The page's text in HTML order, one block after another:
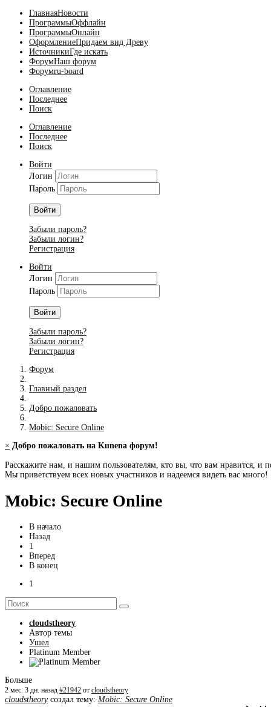
ГлавнаяНовости
ПрограммыОффлайн
ПрограммыОнлайн
ОформлениеПридаем вид Древу
ИсточникиГде искать
ФорумНаш форум
Форумru-board
Оглавление
Последнее
Поиск
Оглавление
Последнее
Поиск
Войти
Логин
Пароль
Войти
Забыли пароль?
Забыли логин?
Регистрация
Войти
Логин
Пароль
Войти
Забыли пароль?
Забыли логин?
Регистрация
Форум
Главный раздел
Добро пожаловать
Mobic: Secure Online
× Добро пожаловать на Kunena форум!
Расскажите нам, и нашим пользователям, кто вы, что вам нравится, и
Мы приветствуем всех новых участников и надеемся видеть вас много!
Mobic: Secure Online
В начало
Назад
1
Вперед
В конец
1
cloudstheory
Автор темы
Ушел
Platinum Member
Больше
2 мес. 3 дн. назад #21942 от cloudstheory
cloudstheoryсоздал тему: Mobic: Secure Online